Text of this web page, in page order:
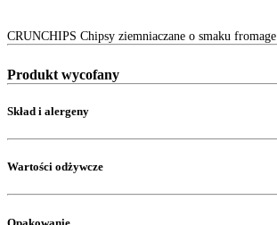
CRUNCHIPS Chipsy ziemniaczane o smaku fromage
Produkt wycofany
Skład i alergeny
Wartości odżywcze